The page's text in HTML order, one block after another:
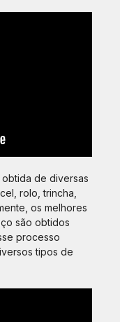
de diversas
rolo, trincha,
os melhores
são obtidos
processo
tipos de